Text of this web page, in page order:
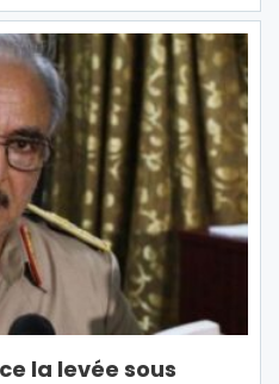
la levée sous